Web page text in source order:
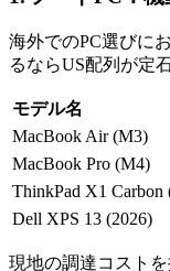
海外でのPC選びに
るならUS配列が定
モデル名
MacBook Air (M3)
MacBook Pro (M4)
ThinkPad X1 Carbon
Dell XPS 13 (2026)
現地の調達コスト